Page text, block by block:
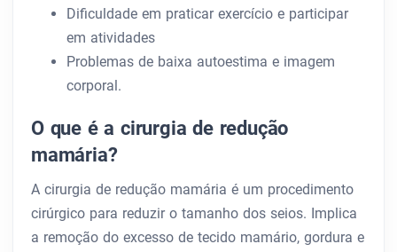
Dificuldade em praticar exercício e participar
em atividades
Problemas de baixa autoestima e imagem
corporal.
O que é a cirurgia de redução
mamária?
A cirurgia de redução mamária é um procedimento
cirúrgico para reduzir o tamanho dos seios. Implica
a remoção do excesso de tecido mamário, gordura e